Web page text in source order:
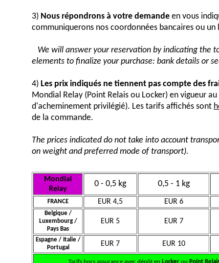
3) Nous répondrons à votre demande en vous
communiquerons nos coordonnées bancaires ou
We will answer your reservation by indicating the
elements to finalize your purchase: bank details or
4) Les prix indiqués ne tiennent pas compte des
Mondial Relay (Point Relais ou Locker) en vigueur
d'acheminement privilégié). Les tarifs affichés sont
de la commande.
The prices indicated do not take into account
on weight and preferred mode of transport).
Mondial
Relay
0 - 0,5 kg 0,5 - 1 kg
FRANCE EUR 4,5 EUR 6
Belgique /
Luxembourg /
Pays Bas
EUR 5 EUR 7
Espagne / Italie /
Portugal
EUR 7 EUR 10